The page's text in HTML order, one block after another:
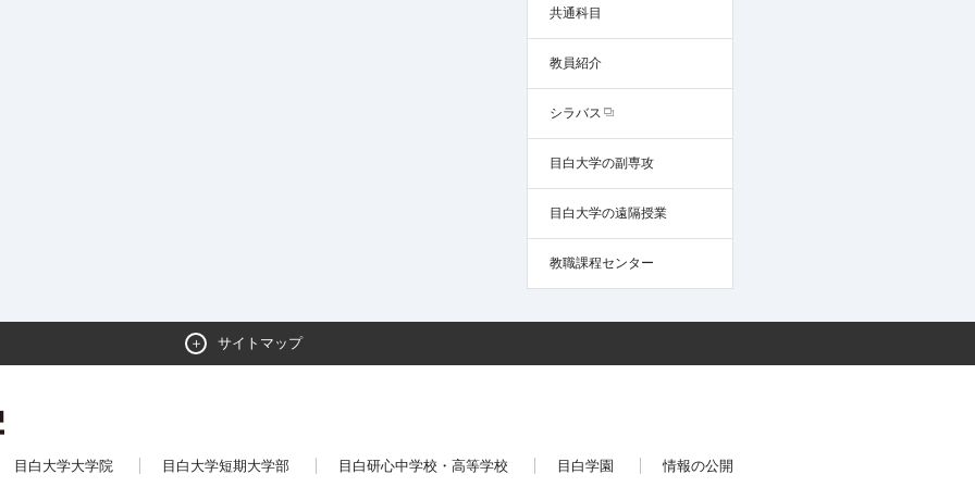
共通科目
教員紹介
シラバス
目白大学の副専攻
目白大学の遠隔授業
教職課程センター
サイトマップ
目白大学大学院 目白大学短期大学部 目白研心中学校・高等学校 目白学園 情報の公開